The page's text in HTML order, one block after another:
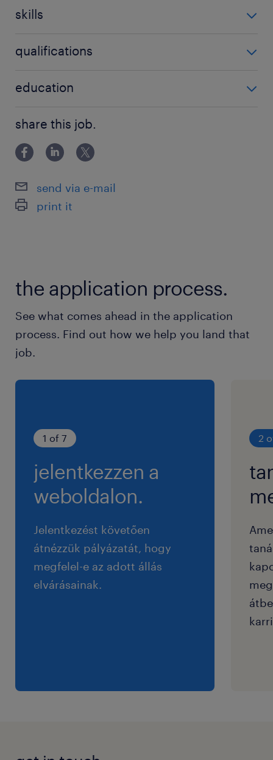
skills
qualifications
education
share this job.
send via e-mail
print it
the application process.
See what comes ahead in the application
process. Find out how we help you land that
job.
1 of 7
jelentkezzen a
weboldalon.
Jelentkezést követően
átnézzük pályázatát, hogy
megfelel-e az adott állás
elvárásainak.
2